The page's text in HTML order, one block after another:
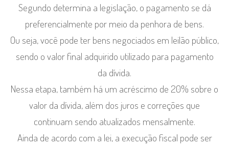
Segundo determina a legislação, o pagamento se dá
preferencialmente por meio da penhora de bens.
Ou seja, você pode ter bens negociados em leilão público,
sendo o valor final adquirido utilizado para pagamento
da dívida.
Nessa etapa, também há um acréscimo de 20% sobre o
valor da dívida, além dos juros e correções que
continuam sendo atualizados mensalmente.
Ainda de acordo com a lei, a execução fiscal pode ser